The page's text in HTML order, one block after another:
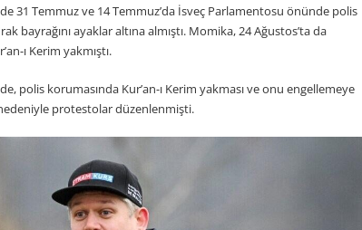
31 Temmuz ve 14 Temmuz’da İsveç Parlamentosu önünde polis
bayrağını ayaklar altına almıştı. Momika, 24 Ağustos’ta da
ı Kerim yakmıştı.
polis korumasında Kur’an-ı Kerim yakması ve onu engellemeye
nedeniyle protestolar düzenlenmişti.